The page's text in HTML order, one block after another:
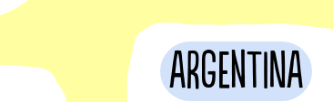
Argentina